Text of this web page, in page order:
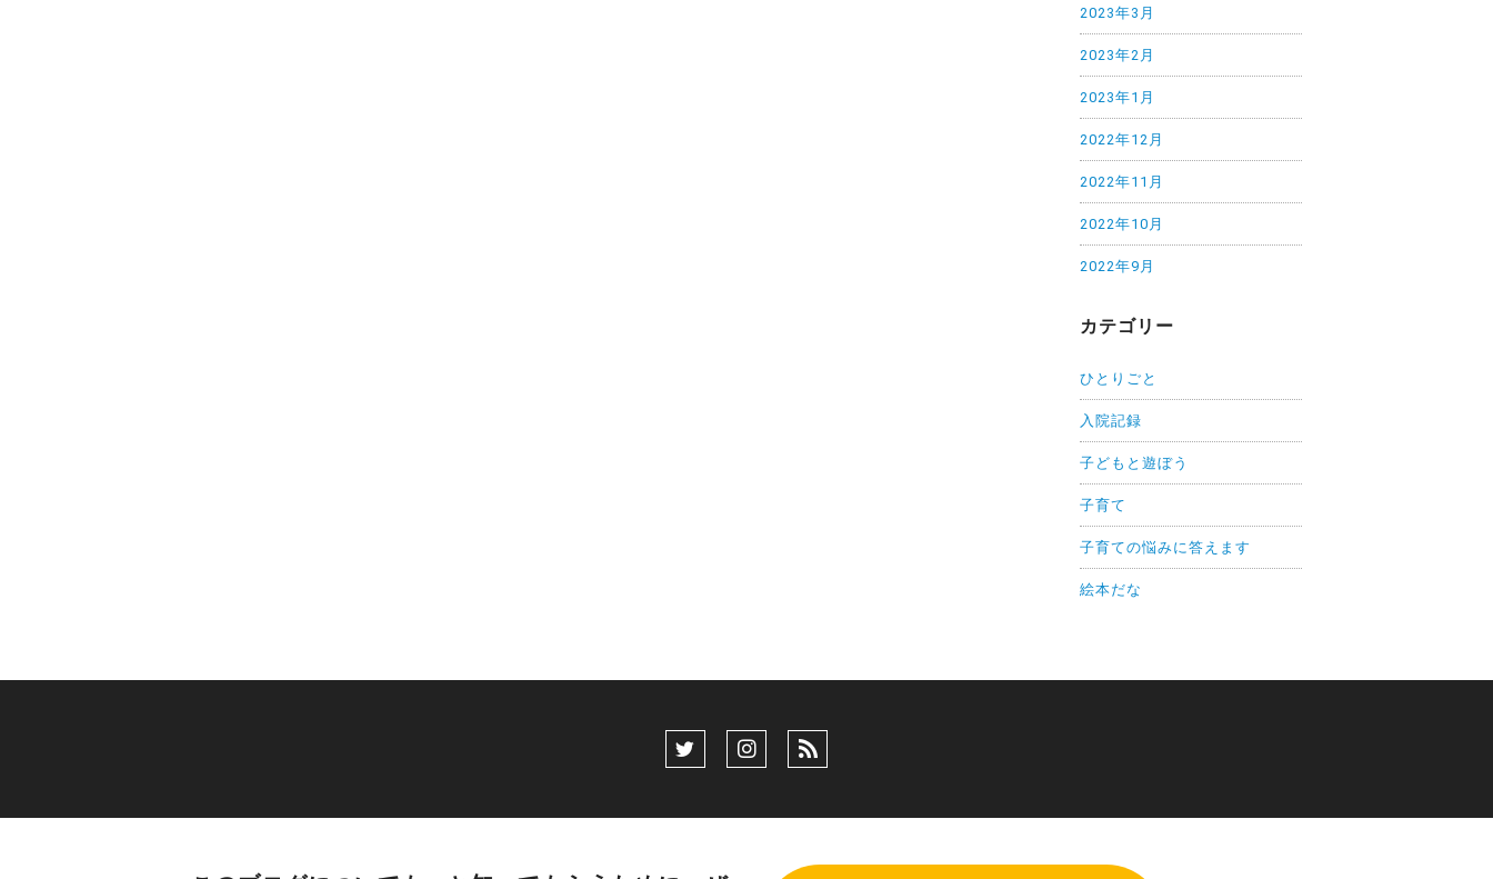
2023年3月
2023年2月
2023年1月
2022年12月
2022年11月
2022年10月
2022年9月
カテゴリー
ひとりごと
入院記録
子どもと遊ぼう
子育て
子育ての悩みに答えます
絵本だな